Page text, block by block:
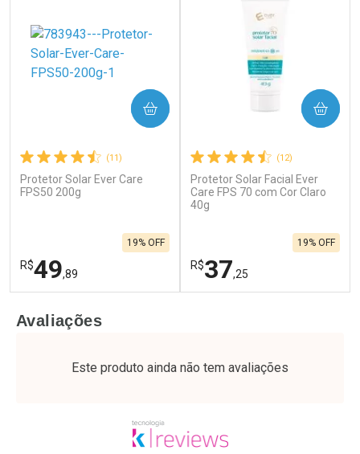
(11)
Protetor Solar Ever Care
FPS50 200g
R$49,89
19% OFF
COMPRAR
Laboratório
Por Menos
(12)
Protetor Solar Facial Ever
Care FPS 70 com Cor Claro
40g
R$37,25
19% OFF
COMPRAR
Laboratório
Por Menos
Avaliações
Este produto ainda não tem avaliações